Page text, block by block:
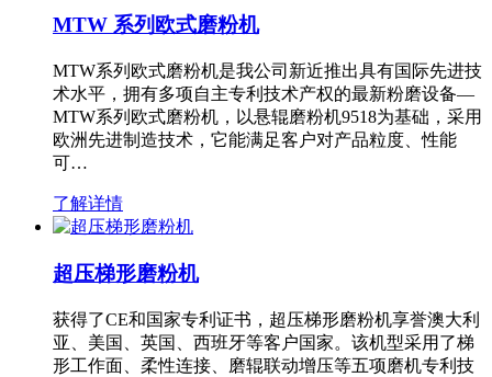
MTW 系列欧式磨粉机
MTW系列欧式磨粉机是我公司新近推出具有国际先进技
术水平，拥有多项自主专利技术产权的最新粉磨设备—
MTW系列欧式磨粉机，以悬辊磨粉机9518为基础，采用
欧洲先进制造技术，它能满足客户对产品粒度、性能
可…
了解详情
超压梯形磨粉机
获得了CE和国家专利证书，超压梯形磨粉机享誉澳大利
亚、美国、英国、西班牙等客户国家。该机型采用了梯
形工作面、柔性连接、磨辊联动增压等五项磨机专利技